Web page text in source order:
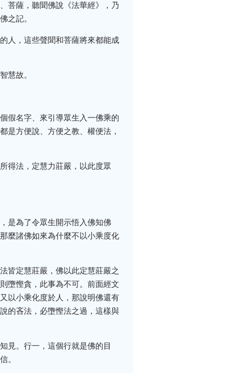
菩薩，聽聞佛說《法華經》，乃
之記。
人，這些聲聞和菩薩將來都能成
慧故。
假名字、來引導眾生入一佛乘的
是方便說、方便之教、權便法，
得法，定慧力莊嚴，以此度眾
是為了令眾生開示悟入佛知佛
麼諸佛如來為什麼不以小乘度化
皆定慧莊嚴，佛以此定慧莊嚴之
墮慳貪，此事為不可。前面經文
以小乘化度於人，那說明佛還有
的吝法，必墮慳法之過，這樣與
見。行一，這個行就是佛的目
。